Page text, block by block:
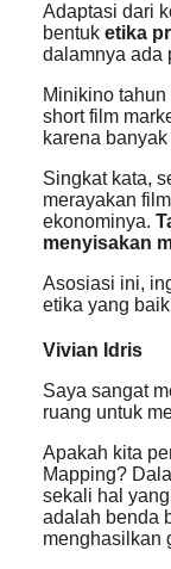
Adaptasi dari
bentuk etika
dalamnya ada
Minikino
short film
karena
Singkat kata,
merayakan
ekonominya.
menyisakan
Asosiasi ini,
etika yang
Vivian Idris
Saya sangat
ruang untuk
Apakah kita
Mapping?
sekali hal
adalah benda
menghasilkan